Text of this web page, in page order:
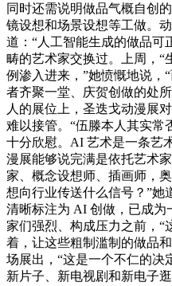
同时还需说明做品气概自创
镜设想和场景设想等工做。
道：“人工智能生成的做品可
畴的艺术家交换过。上周，“
例渗入进来，”她愤慨地说，
者齐聚一堂、庆贺创做的处
人的展位上，圣迭戈动漫展
难以接管。“伍滕本人其实常
十分欣慰。AI 艺术是一条艺
漫展能够说完满是依托艺术
家、概念设想师、插画师，
想向行业传送什么信号？”她
清晰标注为 AI 创做，已成为
家们强烈、构成压力之前，“
着，让这些粗制滥制的做品
场展出，“这是一个不仁的决
新片子、新电视剧和新电子